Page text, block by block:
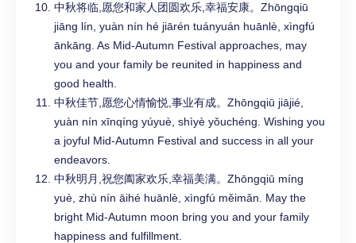
中秋将临,愿您和家人团圆欢乐,幸福安康。Zhōngqiū
jiāng lín, yuàn nín hé jiārén tuányuán huānlè, xìngfú
ānkāng. As Mid-Autumn Festival approaches, may
you and your family be reunited in happiness and
good health.
中秋佳节,愿您心情愉悦,事业有成。Zhōngqiū jiājié,
yuàn nín xīnqíng yúyuè, shìyè yǒuchéng. Wishing you
a joyful Mid-Autumn Festival and success in all your
endeavors.
中秋明月,祝您阖家欢乐,幸福美满。Zhōngqiū míng
yuè, zhù nín āihé huānlè, xìngfú měimǎn. May the
bright Mid-Autumn moon bring you and your family
happiness and fulfillment.